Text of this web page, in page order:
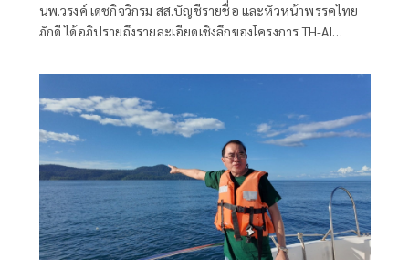
นพ.วรงค์ เดชกิจวิกรม สส.บัญชีรายชื่อ และหัวหน้าพรรคไทย
ภักดี ได้อภิปรายถึงรายละเอียดเชิงลึกของโครงการ TH-AI
วงเงิน 1,645 ล้านบาท ที่ส่อว่าไม่โปร่งใส เอื้อประโยชน์